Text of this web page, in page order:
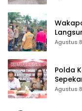
Limau
Agustus
Polda
402
Agustus